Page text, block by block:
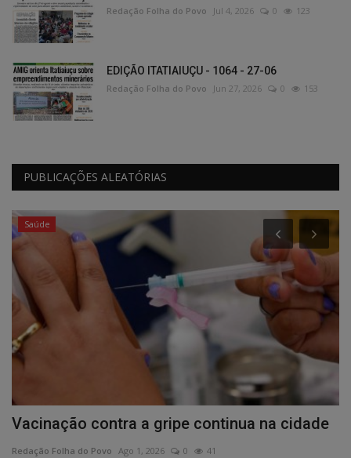
Redação Folha do Povo Jul 4, 2026 0 123
EDIÇÃO ITATIAIUÇU - 1064 - 27-06
Redação Folha do Povo Jun 27, 2026 0 153
PUBLICAÇÕES ALEATÓRIAS
Saúde
Vacinação contra a gripe continua na cidade
Redação Folha do Povo Ago 1, 2026 0 41